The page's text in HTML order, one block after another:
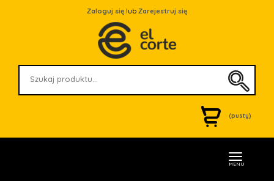
Zaloguj się lub Zarejestruj się
(pusty)
MENU